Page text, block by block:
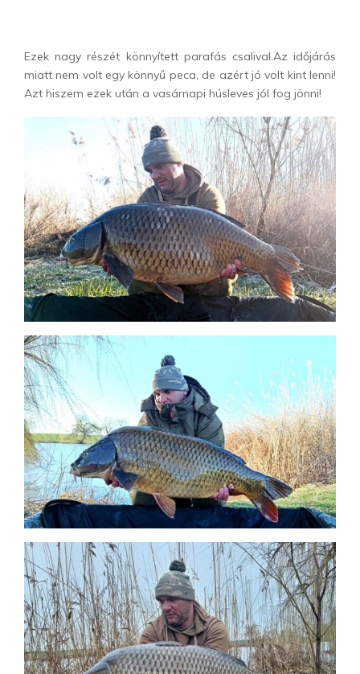
Ezek nagy részét könnyített parafás csalival.Az időjárás
miatt nem volt egy könnyű peca, de azért jó volt kint lenni!
Azt hiszem ezek után a vasárnapi húsleves jól fog jönni!